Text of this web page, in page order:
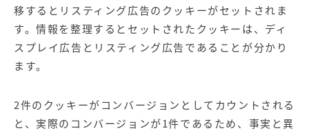
移するとリスティング広告のクッキーがセットされま
す。情報を整理するとセットされたクッキーは、ディ
スプレイ広告とリスティング広告であることが分かり
ます。
2件のクッキーがコンバージョンとしてカウントされる
と、実際のコンバージョンが1件であるため、事実と異